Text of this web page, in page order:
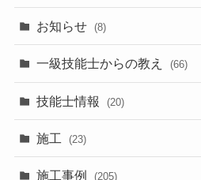
お知らせ (8)
一級技能士からの教え (66)
技能士情報 (20)
施工 (23)
施工事例 (205)